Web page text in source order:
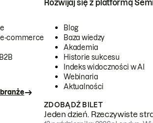
commerce
Rozwijaj się z platformą
Blog
Baza wiedzy
Akademia
Historie sukcesu
Indeks widoczności w AI
Webinaria
Aktualności
ZDOBĄDŹ BILET
Jeden dzień. Rzeczywiste